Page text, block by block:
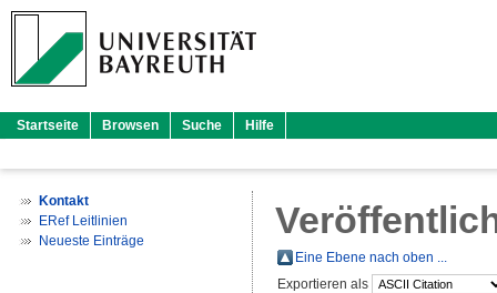
Startseite Browsen Suche Hilfe
Kontakt
ERef Leitlinien
Neueste Einträge
Eine Ebene nach oben ...
Exportieren als